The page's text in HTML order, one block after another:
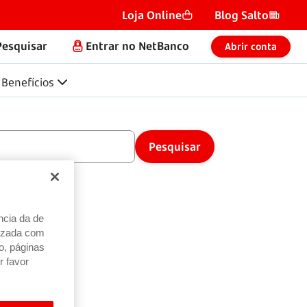
Loja Online Blog Salto
Entrar no NetBanco Abrir conta
Benefícios
da de
com
páginas
favor